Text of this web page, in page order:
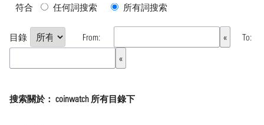
符合 任何詞搜索 所有詞搜索
目錄 From: To:
搜索關於： coinwatch 所有目錄下